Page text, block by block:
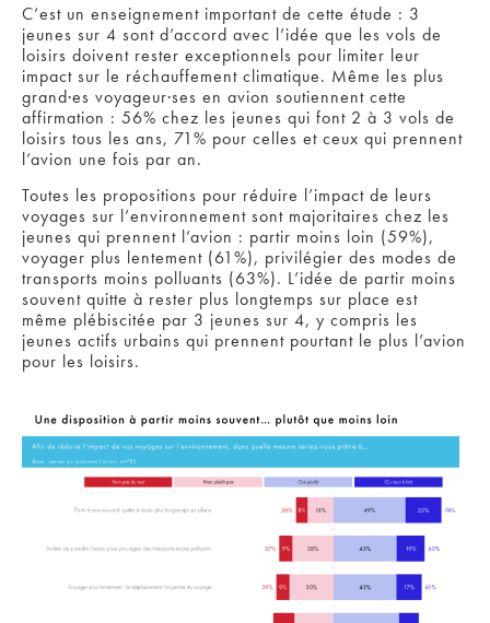
C’est un enseignement important de cette étude : 3
jeunes sur 4 sont d’accord avec l’idée que les vols de
loisirs doivent rester exceptionnels pour limiter leur
impact sur le réchauffement climatique. Même les plus
grand·es voyageur·ses en avion soutiennent cette
affirmation : 56% chez les jeunes qui font 2 à 3 vols de
loisirs tous les ans, 71% pour celles et ceux qui prennent
l’avion une fois par an.
Toutes les propositions pour réduire l’impact de leurs
voyages sur l’environnement sont majoritaires chez les
jeunes qui prennent l’avion : partir moins loin (59%),
voyager plus lentement (61%), privilégier des modes de
transports moins polluants (63%). L’idée de partir moins
souvent quitte à rester plus longtemps sur place est
même plébiscitée par 3 jeunes sur 4, y compris les
jeunes actifs urbains qui prennent pourtant le plus l’avion
pour les loisirs.